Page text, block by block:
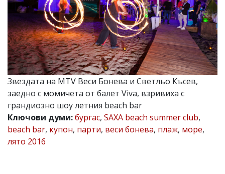
email:
v.vasilev@flagman.bg
Катя
Касабова,
еmail:k.kassabova@flagman.bg
Главен
редактор:
Иван
Колев,
email:
office@flagman.bg
Коментарите
под
статиите
Звездата на MTV Веси Бонева и Светльо Късев,
заедно с момичета от балет Viva, взривиха с
грандиозно шоу летния beach bar
Ключови думи:бургас, SAXA beach summer club,
beach bar, купон, парти, веси бонева, плаж, море,
лято 2016